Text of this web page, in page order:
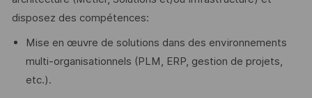
disposez des compétences:
Mise en œuvre de solutions dans des environnements
multi-organisationnels (PLM, ERP, gestion de projets,
etc.).